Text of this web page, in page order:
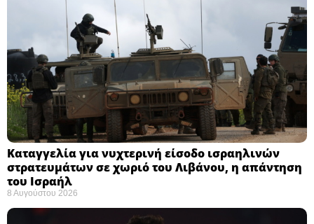
Καταγγελία για νυχτερινή είσοδο ισραηλινών
στρατευμάτων σε χωριό του Λιβάνου, η απάντηση
του Ισραήλ
8 Αυγούστου 2026